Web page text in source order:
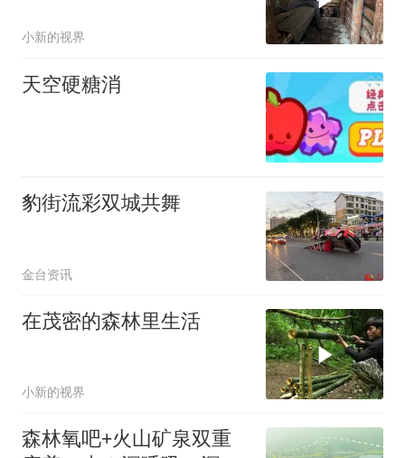
小新的视界
天空硬糖消
豹街流彩双城共舞
金台资讯
在茂密的森林里生活
小新的视界
森林氧吧+火山矿泉双重